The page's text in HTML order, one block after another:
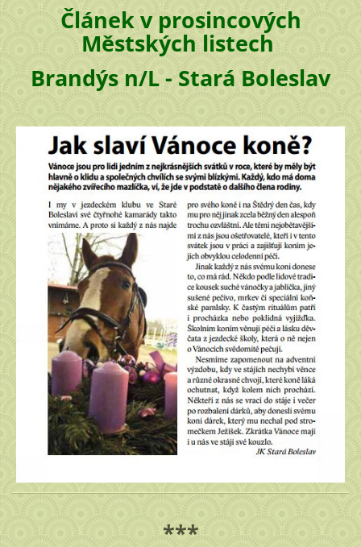
Článek v prosincových
Městských listech
Brandýs n/L - Stará Boleslav
***